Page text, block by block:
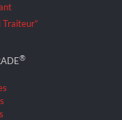
Traiteur”
®